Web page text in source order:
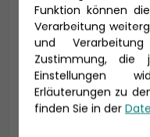
E-Mail *
Funktion können
Verarbeitung
und
Zustimmung, die
Einstellungen
Erläuterungen zu
finden Sie in der